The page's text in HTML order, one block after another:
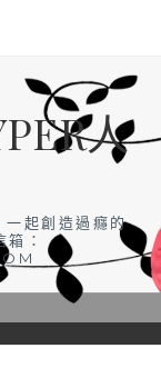
人
一起創造過癮的
：